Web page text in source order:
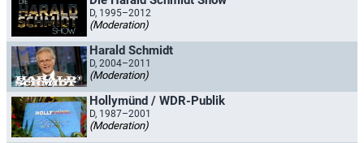
D, 1995–2012
(Moderation)
Harald Schmidt
D, 2004–2011
(Moderation)
Hollymünd / WDR-Publik
D, 1987–2001
(Moderation)